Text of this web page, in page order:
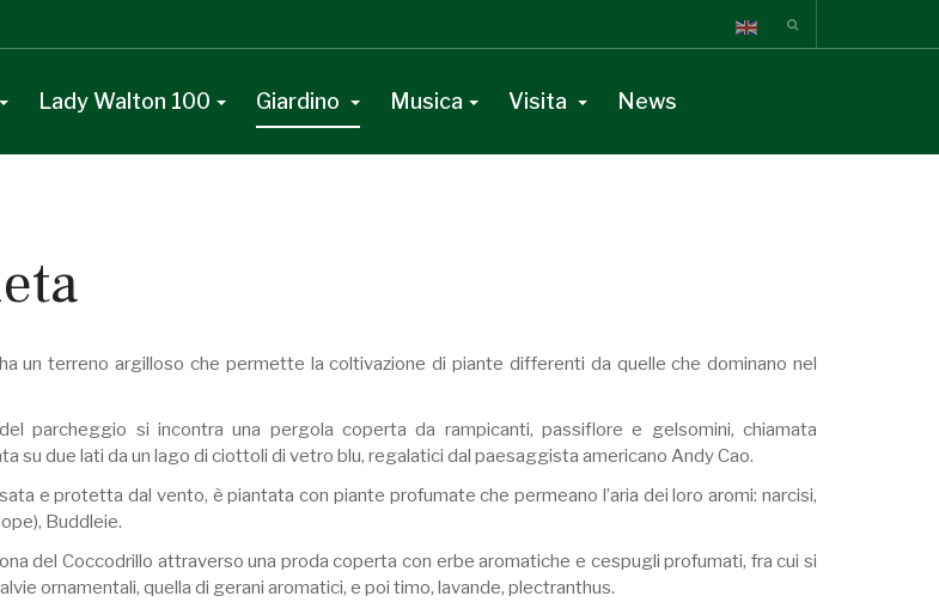
Lady Walton 100 Giardino Musica Visita News
un terreno argilloso che permette la coltivazione di piante differenti da quelle che dominano nel
del parcheggio si incontra una pergola coperta da rampicanti, passiflore e gelsomini, chiamata
su due lati da un lago di ciottoli di vetro blu, regalatici dal paesaggista americano Andy Cao.
e protetta dal vento, è piantata con piante profumate che permeano l’aria dei loro aromi: narcisi,
Buddleie.
del Coccodrillo attraverso una proda coperta con erbe aromatiche e cespugli profumati, fra cui si
ornamentali, quella di gerani aromatici, e poi timo, lavande, plectranthus.